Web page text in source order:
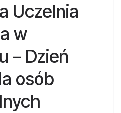
Uczelnia
w
– Dzień
osób